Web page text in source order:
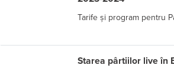
Tarife și program pentru
Starea pârtiilor live în